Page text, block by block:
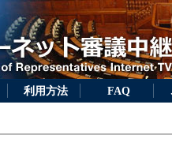
利用方法 FAQ